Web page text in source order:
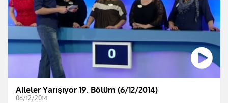
Aileler Yarışıyor 19. Bölüm (6/12/2014)
06/12/2014